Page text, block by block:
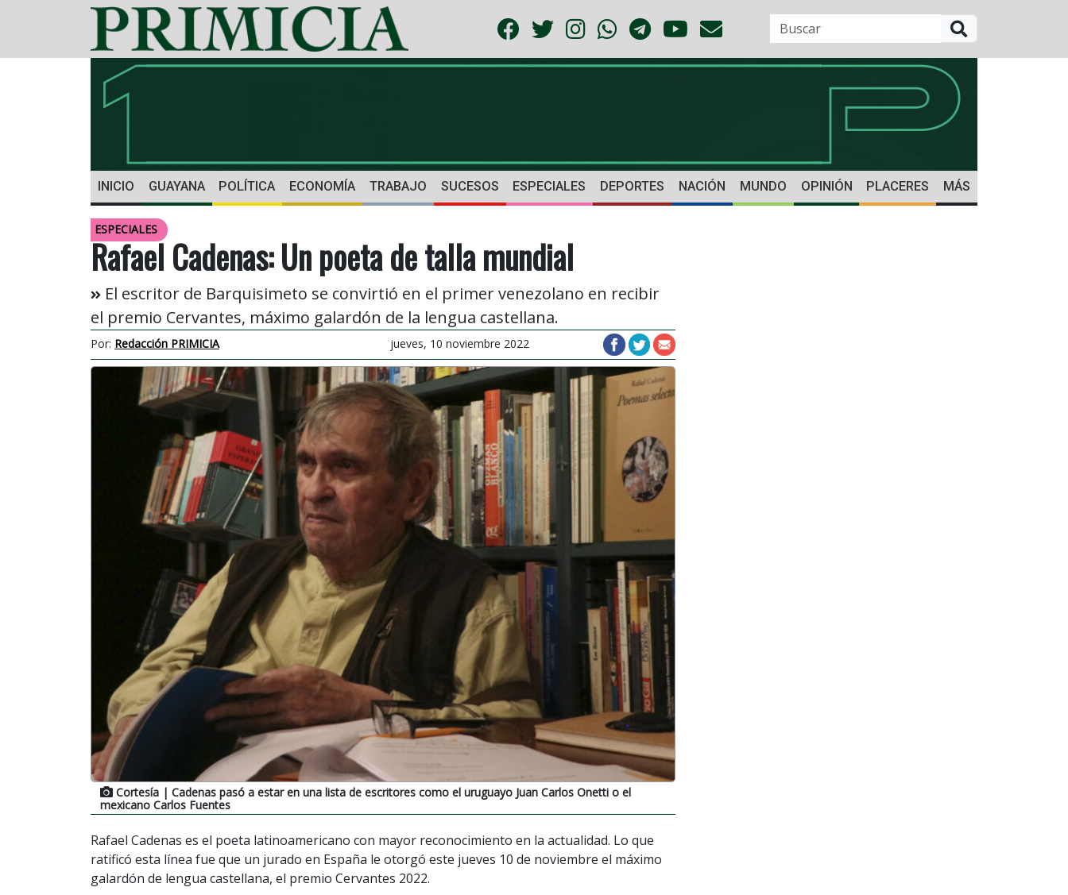
INICIO GUAYANA POLÍTICA ECONOMÍA TRABAJO SUCESOS ESPECIALES DEPORTES NACIÓN MUNDO OPINIÓN PLACERES MÁS
ESPECIALES
Rafael Cadenas: Un poeta de talla mundial
El escritor de Barquisimeto se convirtió en el primer venezolano en recibir
el premio Cervantes, máximo galardón de la lengua castellana.
Por: Redacción PRIMICIA jueves, 10 noviembre 2022
Cortesía | Cadenas pasó a estar en una lista de escritores como el uruguayo Juan Carlos Onetti o el
mexicano Carlos Fuentes
Rafael Cadenas es el poeta latinoamericano con mayor reconocimiento en la actualidad. Lo que
ratificó esta línea fue que un jurado en España le otorgó este jueves 10 de noviembre el máximo
galardón de lengua castellana, el premio Cervantes 2022.